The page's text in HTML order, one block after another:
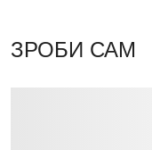
ЗРОБИ САМ